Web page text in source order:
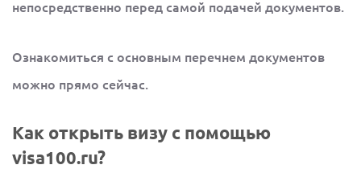
непосредственно перед самой подачей документов.
Ознакомиться с основным перечнем документов
можно прямо сейчас.
Как открыть визу с помощью
visa100.ru?